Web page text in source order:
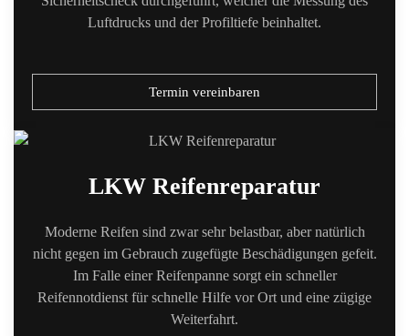
Luftdrucks und der Profiltiefe beinhaltet.
Termin vereinbaren
LKW Reifenreparatur
Moderne Reifen sind zwar sehr belastbar, aber natürlich
nicht gegen im Gebrauch zugefügte Beschädigungen gefeit.
Im Falle einer Reifenpanne sorgt ein schneller
Reifennotdienst für schnelle Hilfe vor Ort und eine zügige
Weiterfahrt.